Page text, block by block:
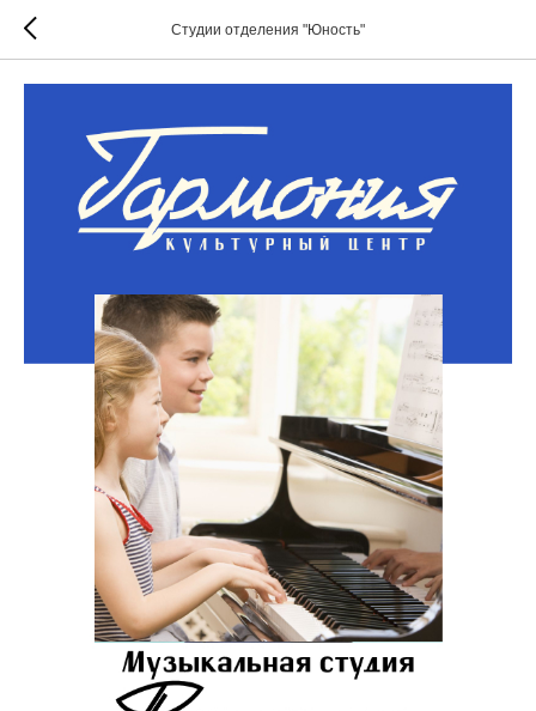
Студии отделения "Юность"